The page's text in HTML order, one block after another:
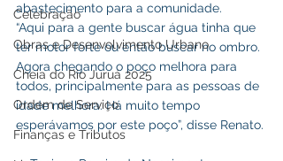
Celebração
Obras e Desenvolvimento Urbano
Cheia do Rio Juruá 2025
Ordem de Serviço
Finanças e Tributos
abastecimento para a comunidade.
“Aqui para a gente buscar água tinha que
ter motor forte ou então buscar no ombro.
Agora chegando o poço melhora para
todos, principalmente para as pessoas de
idade melhora. Há muito tempo
esperávamos por este poço”, disse Renato.